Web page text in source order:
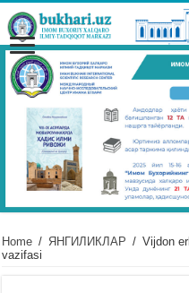
Home / ЯНГИЛИКЛАР / Vijdon
vazifasi